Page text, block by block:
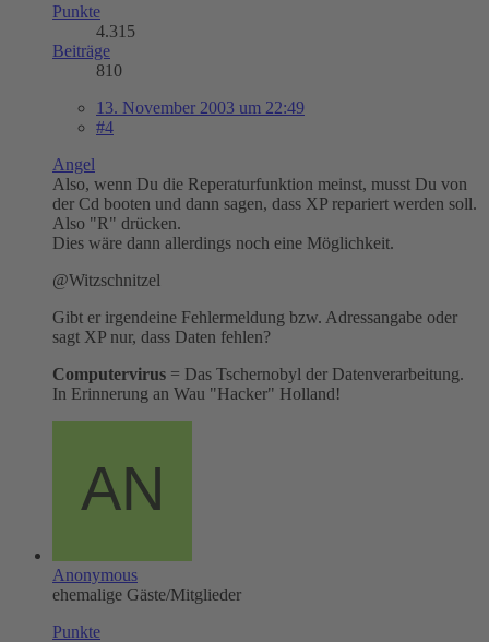
Punkte
4.315
Beiträge
810
13. November 2003 um 22:49
#4
Angel
Also, wenn Du die Reperaturfunktion meinst, musst Du von
der Cd booten und dann sagen, dass XP repariert werden soll.
Also "R" drücken.
Dies wäre dann allerdings noch eine Möglichkeit.
@Witzschnitzel
Gibt er irgendeine Fehlermeldung bzw. Adressangabe oder
sagt XP nur, dass Daten fehlen?
Computervirus = Das Tschernobyl der Datenverarbeitung.
In Erinnerung an Wau "Hacker" Holland!
Anonymous
ehemalige Gäste/Mitglieder
Punkte